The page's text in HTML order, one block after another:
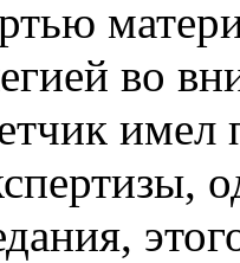
матери
во
имел